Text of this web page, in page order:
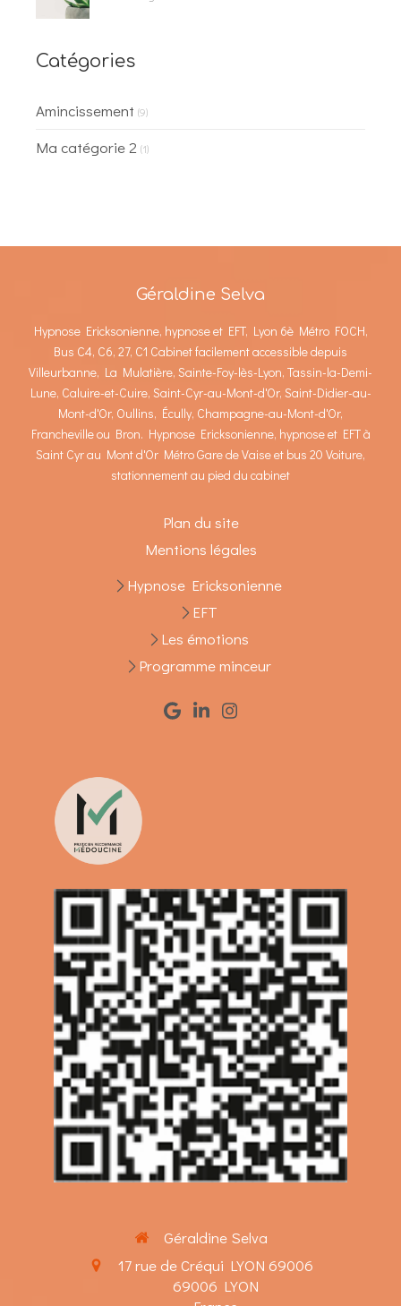
Catégories
Amincissement (9)
Ma catégorie 2 (1)
Géraldine Selva
Hypnose Ericksonienne, hypnose et EFT, Lyon 6è Métro FOCH,
Bus C4, C6, 27, C1 Cabinet facilement accessible depuis
Villeurbanne, La Mulatière, Sainte-Foy-lès-Lyon, Tassin-la-Demi-
Lune, Caluire-et-Cuire, Saint-Cyr-au-Mont-d'Or, Saint-Didier-au-
Mont-d'Or, Oullins, Écully, Champagne-au-Mont-d'Or,
Francheville ou Bron. Hypnose Ericksonienne, hypnose et EFT à
Saint Cyr au Mont d'Or Métro Gare de Vaise et bus 20 Voiture,
stationnement au pied du cabinet
Plan du site
Mentions légales
Hypnose Ericksonienne
EFT
Les émotions
Programme minceur
Géraldine Selva
17 rue de Créqui LYON 69006
69006 LYON